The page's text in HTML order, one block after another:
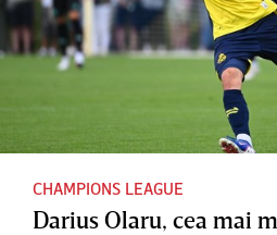
CHAMPIONS LEAGUE
Darius Olaru, cea mai